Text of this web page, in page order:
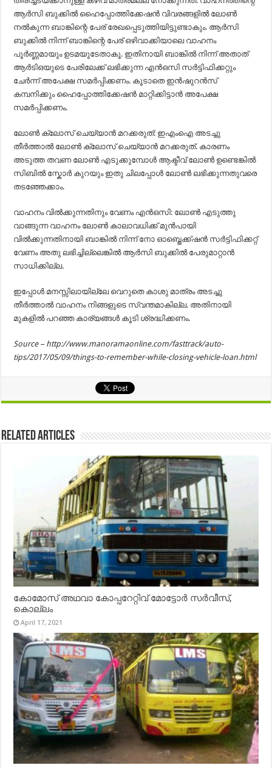
ആർസി ബുക്കിൽ ഹൈപ്പോത്തിക്കേഷൻ വിവരങ്ങളിൽ ലോൺ
നൽകുന്ന ബാങ്കിന്റെ പേര് രേഖപ്പെടുത്തിയിട്ടുണ്ടാകും. ആർസി
ബുക്കിൽ നിന്ന് ബാങ്കിന്റെ പേര് ഒഴിവാക്കിയാലെ വാഹനം
പൂർണ്ണമായും ഉടമയുടേതാകൂ. ഇതിനായി ബാങ്കിൽ നിന്ന് അതാത്
ആർടിഒയുടെ പേരിലേക്ക് ലഭിക്കുന്ന എൻഒസി സർട്ടിഫിക്കറ്റും
ചേർന്ന് അപേക്ഷ സമർപ്പിക്കണം. കൂടാതെ ഇൻഷുറൻസ്
കമ്പനിക്കും ഹൈപ്പോത്തിക്കേഷൻ മാറ്റിക്കിട്ടാൻ അപേക്ഷ
സമർപ്പിക്കണം.
ലോൺ ക്ലോസ് ചെയ്യാൻ മറക്കരുത്: ഇഎംഐ അടച്ചു
തീർത്താൽ ലോൺ ക്ലോസ് ചെയ്യാൻ മറക്കരുത്. കാരണം
അടുത്ത തവണ ലോൺ എടുക്കുമ്പോൾ ആക്ടീവ് ലോൺ ഉണ്ടെങ്കിൽ
സിബിൽ സ്കോർ കുറയും ഇതു ചിലപ്പോൾ ലോൺ ലഭിക്കുന്നതുവരെ
തടഞ്ഞേക്കാം.
വാഹനം വിൽക്കുന്നതിനും വേണം എൻഒസി: ലോൺ എടുത്തു
വാങ്ങുന്ന വാഹനം ലോൺ കാലാവധിക്ക് മുൻപായി
വിൽക്കുന്നതിനായി ബാങ്കിൽ നിന്ന് നോ ഓബ്ജെക്ക്ഷൻ സർട്ടിഫിക്കറ്റ്
വേണം അതു ലഭിച്ചില്ലെങ്കിൽ ആർസി ബുക്കിൽ പേരുമാറ്റാൻ
സാധിക്കില്ല.
ഇപ്പോൾ മനസ്സിലായില്ലേ വെറുതെ കാശു മാത്രം അടച്ചു
തീർത്താൽ വാഹനം നിങ്ങളുടെ സ്വന്തമാകില്ല. അതിനായി
മുകളിൽ പറഞ്ഞ കാര്യങ്ങൾ കൂടി ശ്രദ്ധിക്കണം.
Source – http://www.manoramaonline.com/fasttrack/auto-
tips/2017/05/09/things-to-remember-while-closing-vehicle-loan.html
Related Articles
കോമോസ് അഥവാ കോപ്പറേറ്റിവ് മോട്ടോര്‍ സര്‍വീസ്,
കൊല്ലം
April 17, 2021